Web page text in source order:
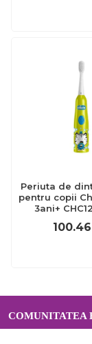
Periuta de
pentru copii
3ani+
100.46
COMUNITATEA